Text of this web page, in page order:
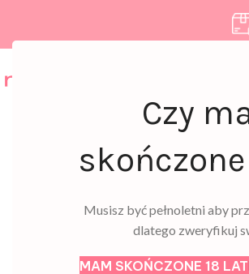
Czy
Musisz być pełnoletni aby
dlatego zweryfikuj
MAM SKOŃCZONE 18 LAT